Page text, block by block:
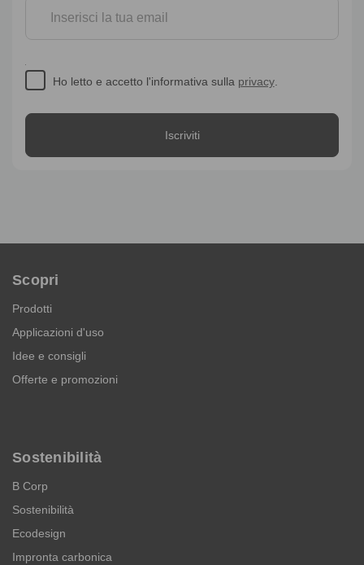
newsletter
Ho letto e accetto l'informativa sulla privacy.
Scopri
Prodotti
Applicazioni d'uso
Idee e consigli
Offerte e promozioni
Sostenibilità
B Corp
Sostenibilità
Ecodesign
Impronta carbonica